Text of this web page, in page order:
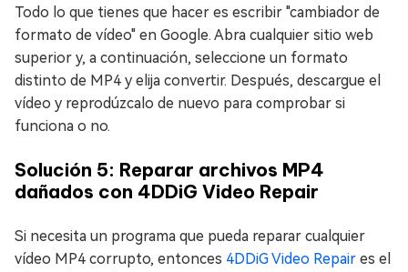
Todo lo que tienes que hacer es escribir "cambiador de
formato de vídeo" en Google. Abra cualquier sitio web
superior y, a continuación, seleccione un formato
distinto de MP4 y elija convertir. Después, descargue el
vídeo y reprodúzcalo de nuevo para comprobar si
funciona o no.
Solución 5: Reparar archivos MP4
dañados con 4DDiG Video Repair
Si necesita un programa que pueda reparar cualquier
vídeo MP4 corrupto, entonces 4DDiG Video Repair es el